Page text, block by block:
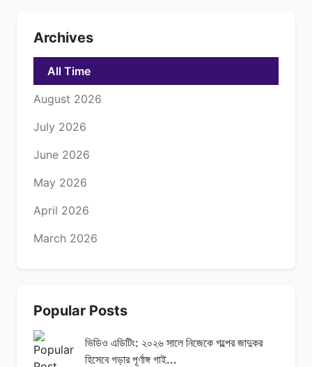
Archives
All Time
August 2026
July 2026
June 2026
May 2026
April 2026
March 2026
Popular Posts
ভিডিও এডিটিং: ২০২৬ সালে নিজেকে গল্পের জাদুকর
হিসেবে গড়ার পূর্ণাঙ্গ গাই...